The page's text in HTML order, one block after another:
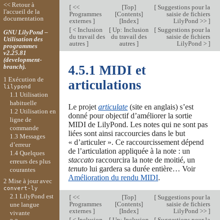
[<<
Programmes
externes ]
[Top]
[Contents]
[Index]
[Suggestions pour la
saisie de fichiers
LilyPond >> ]
[< Inclusion
du travail des
autres ]
[ Up: Inclusion
du travail des
autres]
[Suggestions pour la
saisie de fichiers
LilyPond > ]
4.5.1 MIDI et
articulations
Le projet articulate(site en anglais) s’est
donné pour objectif d’améliorer la sortie
MIDI de LilyPond. Les notes qui ne sont pas
liées sont ainsi raccourcies dans le but
« d’articuler ». Ce raccourcissement dépend
de l’articulation appliquée à la note : un
staccatoraccourcira la note de moitié, un
tenutolui gardera sa durée entière… Voir
Amélioration du rendu MIDI.
[<<
Programmes
externes ]
[Top]
[Contents]
[Index]
[Suggestions pour la
saisie de fichiers
LilyPond >> ]
<< Retour à
l'accueil de la
documentation
GNU LilyPond –
Utilisation des
programmes
v2.25.81
(development-
branch).
1 Exécution de
lilypond
1.1 Utilisation
habituelle
1.2 Utilisation en
ligne de
commande
1.3 Messages
d’erreur
1.4 Quelques
erreurs des plus
courantes
2 Mise à jour avec
convert-ly
2.1 LilyPond est
une langue
vivante